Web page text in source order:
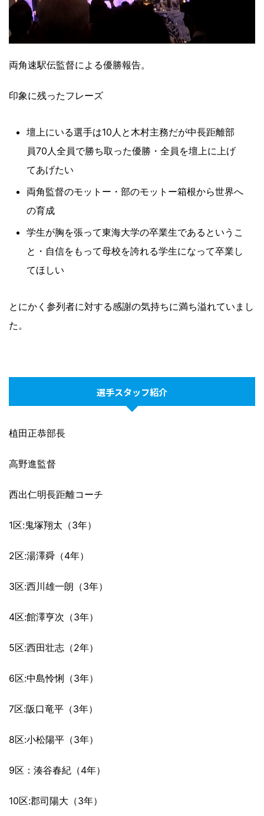
両角速駅伝監督による優勝報告。
印象に残ったフレーズ
壇上にいる選手は10人と木村主務だが中長距離部
員70人全員で勝ち取った優勝・全員を壇上に上げ
てあげたい
両角監督のモットー・部のモットー箱根から世界へ
の育成
学生が胸を張って東海大学の卒業生であるというこ
と・自信をもって母校を誇れる学生になって卒業し
てほしい
とにかく参列者に対する感謝の気持ちに満ち溢れていまし
た。
選手スタッフ紹介
植田正恭部長
高野進監督
西出仁明長距離コーチ
1区:鬼塚翔太（3年）
2区:湯澤舜（4年）
3区:西川雄一朗（3年）
4区:館澤亨次（3年）
5区:西田壮志（2年）
6区:中島怜悧（3年）
7区:阪口竜平（3年）
8区:小松陽平（3年）
9区：湊谷春紀（4年）
10区:郡司陽大（3年）